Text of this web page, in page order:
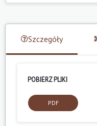
Szczegóły
POBIERZ PLIKI
PDF